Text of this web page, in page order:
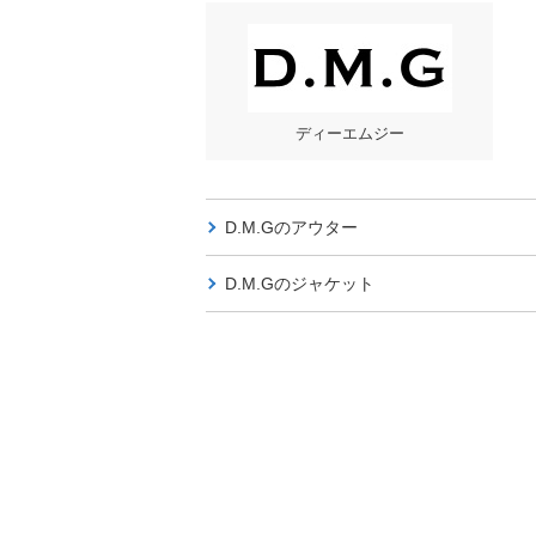
ディーエムジー
D.M.Gのアウター
D.M.Gのジャケット